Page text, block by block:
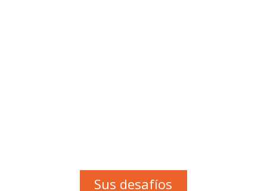
Sus desafíos